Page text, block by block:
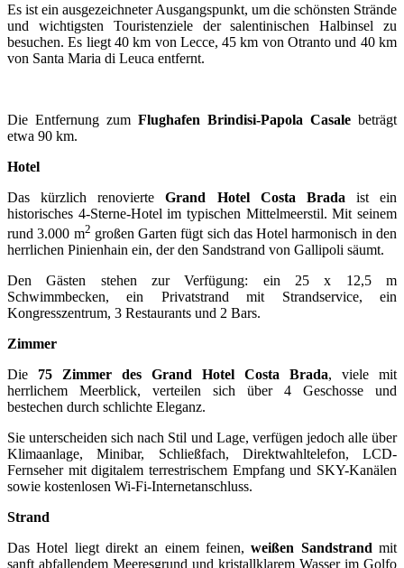
Es ist ein ausgezeichneter Ausgangspunkt, um die schönsten Strände
und wichtigsten Touristenziele der salentinischen Halbinsel zu
besuchen. Es liegt 40 km von Lecce, 45 km von Otranto und 40 km
von Santa Maria di Leuca entfernt.
Die Entfernung zum Flughafen Brindisi-Papola Casale beträgt
etwa 90 km.
Hotel
Das kürzlich renovierte Grand Hotel Costa Brada ist ein
historisches 4-Sterne-Hotel im typischen Mittelmeerstil. Mit seinem
rund 3.000 m2 großen Garten fügt sich das Hotel harmonisch in den
herrlichen Pinienhain ein, der den Sandstrand von Gallipoli säumt.
Den Gästen stehen zur Verfügung: ein 25 x 12,5 m
Schwimmbecken, ein Privatstrand mit Strandservice, ein
Kongresszentrum, 3 Restaurants und 2 Bars.
Zimmer
Die 75 Zimmer des Grand Hotel Costa Brada, viele mit
herrlichem Meerblick, verteilen sich über 4 Geschosse und
bestechen durch schlichte Eleganz.
Sie unterscheiden sich nach Stil und Lage, verfügen jedoch alle über
Klimaanlage, Minibar, Schließfach, Direktwahltelefon, LCD-
Fernseher mit digitalem terrestrischem Empfang und SKY-Kanälen
sowie kostenlosen Wi-Fi-Internetanschluss.
Strand
Das Hotel liegt direkt an einem feinen,weißen Sandstrand mit
sanft abfallendem Meeresgrund und kristallklarem Wasser im Golfo